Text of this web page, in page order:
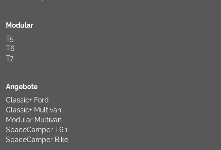
Modular
T5
T6
T7
Angebote
Classic+ Ford
Classic+ Multivan
Modular Multivan
SpaceCamper T6.1
SpaceCamper Bike